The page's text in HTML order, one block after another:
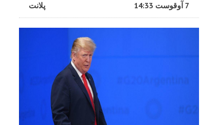
پلانت 7 آوقوست 14:33